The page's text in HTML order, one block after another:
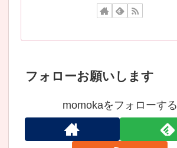
フォローお願いします
momokaをフォローする